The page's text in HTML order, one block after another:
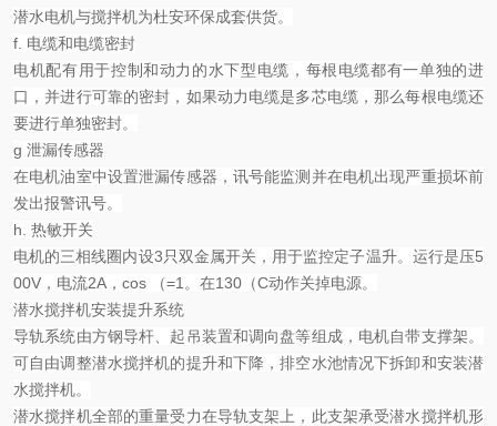
潜水电机与搅拌机为杜安环保成套供货。
f. 电缆和电缆密封
电机配有用于控制和动力的水下型电缆，每根电缆都有一单独的进
口，并进行可靠的密封，如果动力电缆是多芯电缆，那么每根电缆还
要进行单独密封。
g 泄漏传感器
在电机油室中设置泄漏传感器，讯号能监测并在电机出现严重损坏前
发出报警讯号。
h. 热敏开关
电机的三相线圈内设3只双金属开关，用于监控定子温升。运行是压5
00V ，电流2A ， cos （=1 。在130 （C动作关掉电源。
潜水搅拌机安装提升系统
导轨系统由方钢导杆、起吊装置和调向盘等组成，电机自带支撑架。
可自由调整潜水搅拌机的提升和下降，排空水池情况下拆卸和安装潜
水搅拌机。
潜水搅拌机全部的重量受力在导轨支架上，此支架承受潜水搅拌机形